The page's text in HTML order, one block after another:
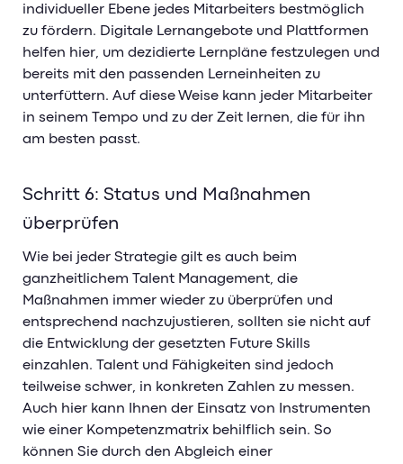
individueller Ebene jedes Mitarbeiters bestmöglich
zu fördern. Digitale Lernangebote und Plattformen
helfen hier, um dezidierte Lernpläne festzulegen und
bereits mit den passenden Lerneinheiten zu
unterfüttern. Auf diese Weise kann jeder Mitarbeiter
in seinem Tempo und zu der Zeit lernen, die für ihn
am besten passt.
Schritt 6: Status und Maßnahmen
überprüfen
Wie bei jeder Strategie gilt es auch beim
ganzheitlichem Talent Management, die
Maßnahmen immer wieder zu überprüfen und
entsprechend nachzujustieren, sollten sie nicht auf
die Entwicklung der gesetzten Future Skills
einzahlen. Talent und Fähigkeiten sind jedoch
teilweise schwer, in konkreten Zahlen zu messen.
Auch hier kann Ihnen der Einsatz von Instrumenten
wie einer Kompetenzmatrix behilflich sein. So
können Sie durch den Abgleich einer